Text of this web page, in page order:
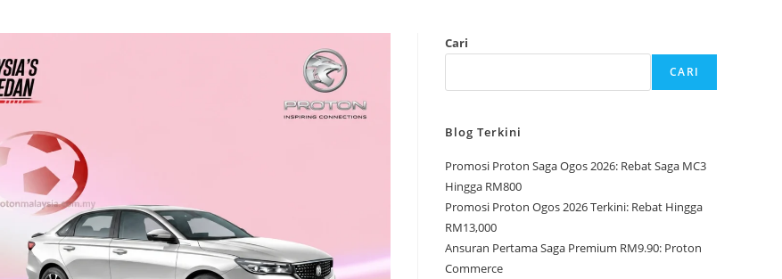
Cari
CARI
Blog Terkini
Promosi Proton Saga Ogos 2026: Rebat Saga MC3
Hingga RM800
Promosi Proton Ogos 2026 Terkini: Rebat Hingga
RM13,000
Ansuran Pertama Saga Premium RM9.90: Proton
Commerce